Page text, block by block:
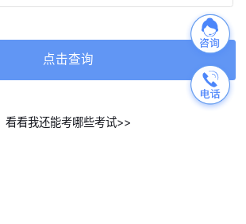
点击查询
看看我还能考哪些考试>>